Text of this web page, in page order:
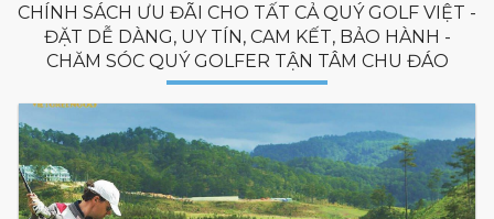
CHÍNH SÁCH ƯU ĐÃI CHO TẤT CẢ QUÝ GOLF VIỆT -
ĐẶT DỄ DÀNG, UY TÍN, CAM KẾT, BẢO HÀNH -
CHĂM SÓC QUÝ GOLFER TẬN TÂM CHU ĐÁO